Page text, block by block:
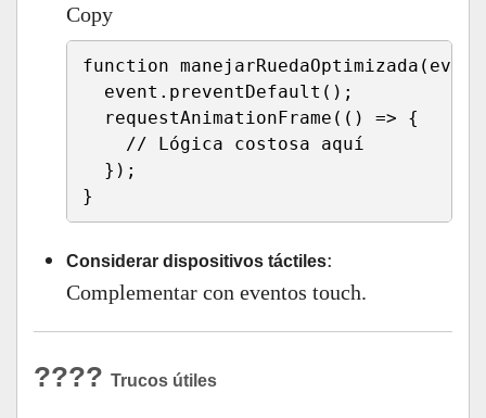
Copy
function manejarRuedaOptimizada ( event
  event
. preventDefault ( ) ;
requestAnimationFrame ( ( ) =>
{
// Lógica costosa aquí
} ) ;
}
Considerar dispositivos táctiles:
Complementar con eventos touch.
???? Trucos útiles